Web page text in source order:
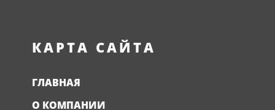
КАРТА САЙТА
ГЛАВНАЯ
О КОМПАНИИ